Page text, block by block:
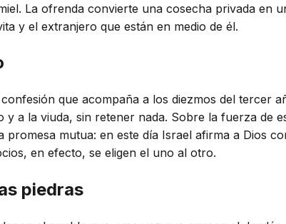
La ofrenda convierte una cosecha privada en
y el extranjero que están en medio de él.
que acompaña a los diezmos del tercer
a la viuda, sin retener nada. Sobre la fuerza de
promesa mutua: en este día Israel afirma a Dios
en efecto, se eligen el uno al otro.
piedras